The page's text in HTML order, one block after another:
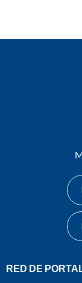
RED DE